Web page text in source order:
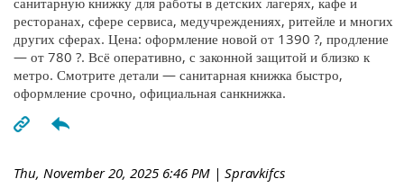
ресторанах, сфере сервиса, медучреждениях, ритейле и многих
других сферах. Цена: оформление новой от 1390 ?, продление
— от 780 ?. Всё оперативно, с законной защитой и близко к
метро. Смотрите детали — санитарная книжка быстро,
оформление срочно, официальная санкнижка.
Thu, November 20, 2025 6:46 PM | Spravkifcs